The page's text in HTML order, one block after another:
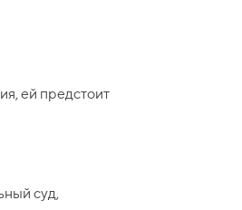
ей предстоит
суд,